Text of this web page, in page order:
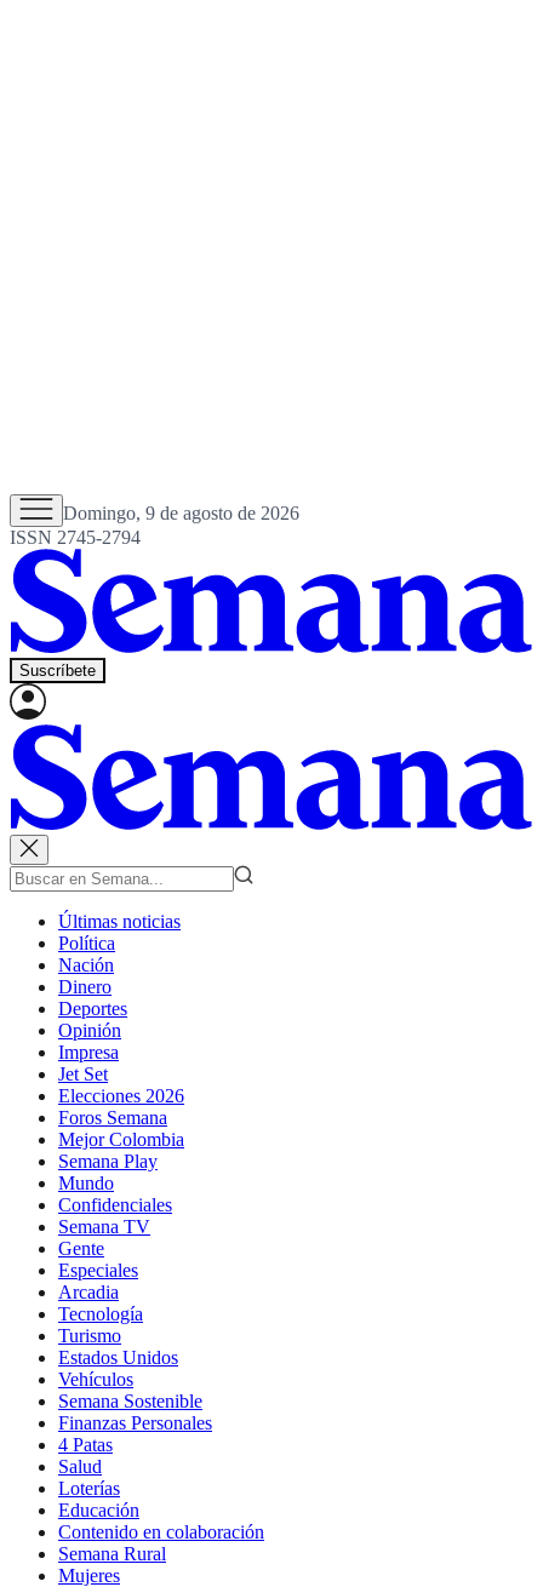
Domingo, 9 de agosto de 2026
ISSN 2745-2794
Suscríbete
Últimas noticias
Política
Nación
Dinero
Deportes
Opinión
Impresa
Jet Set
Elecciones 2026
Foros Semana
Mejor Colombia
Semana Play
Mundo
Confidenciales
Semana TV
Gente
Especiales
Arcadia
Tecnología
Turismo
Estados Unidos
Vehículos
Semana Sostenible
Finanzas Personales
4 Patas
Salud
Loterías
Educación
Contenido en colaboración
Semana Rural
Mujeres